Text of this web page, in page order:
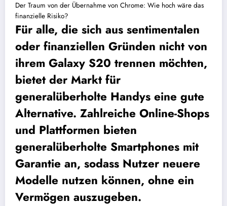
Der Traum von der Übernahme von Chrome: Wie hoch wäre das
finanzielle Risiko?
Für alle, die sich aus sentimentalen
oder finanziellen Gründen nicht von
ihrem Galaxy S20 trennen möchten,
bietet der Markt für
generalüberholte Handys eine gute
Alternative. Zahlreiche Online-Shops
und Plattformen bieten
generalüberholte Smartphones mit
Garantie an, sodass Nutzer neuere
Modelle nutzen können, ohne ein
Vermögen auszugeben.